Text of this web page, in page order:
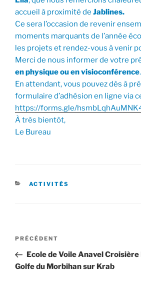
accueil à proximité de Jablines.
Ce sera l’occasion de revenir
moments marquants de l’année
les projets et rendez-vous à venir
Merci de nous informer de votre
en physique ou en visioconférence.
En attendant, vous pouvez dès à
formulaire d’adhésion en ligne via
https://forms.gle/
À très bientôt,
Le Bureau
CATÉGORIES
ACTIVITÉS
Navigation
l’article
Article
précédent
PRÉCÉDENT
Ecole de Voile Anavel
Golfe du Morbihan sur Krab